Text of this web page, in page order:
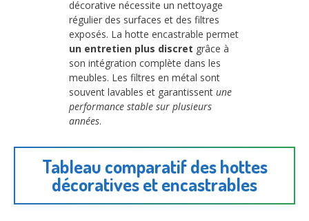
décorative nécessite un nettoyage
régulier des surfaces et des filtres
exposés. La hotte encastrable permet
un entretien plus discret grâce à
son intégration complète dans les
meubles. Les filtres en métal sont
souvent lavables et garantissent une
performance stable sur plusieurs
années.
Tableau comparatif des hottes
décoratives et encastrables